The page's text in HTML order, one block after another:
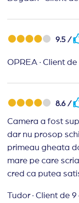
masa,galagie si
9.5 /
OPREA · Client de
8.6 /
Camera a fost
dar nu prosop
primeau gheata
mare pe care
cred ca putea
Tudor · Client de 9